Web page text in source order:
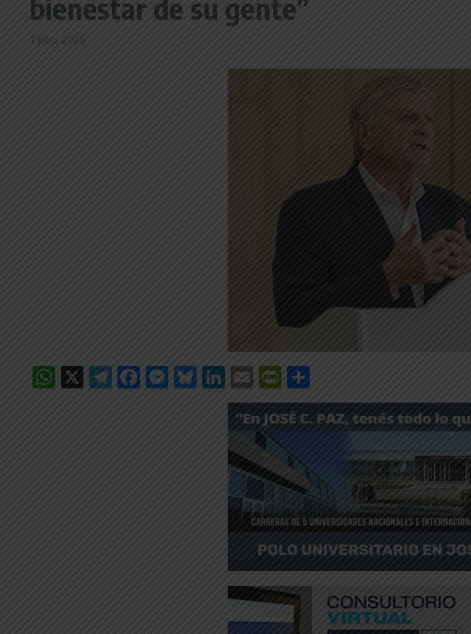
bienestar de su gente”
7 julio, 2026
WhatsApp
X Telegram
Facebook
Messenger
Bluesky
LinkedIn
EmailPrintFriendly